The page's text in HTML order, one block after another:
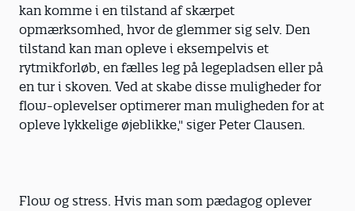
kan komme i en tilstand af skærpet
opmærksomhed, hvor de glemmer sig selv. Den
tilstand kan man opleve i eksempelvis et
rytmikforløb, en fælles leg på legepladsen eller på
en tur i skoven. Ved at skabe disse muligheder for
flow-oplevelser optimerer man muligheden for at
opleve lykkelige øjeblikke," siger Peter Clausen.
Flow og stress. Hvis man som pædagog oplever